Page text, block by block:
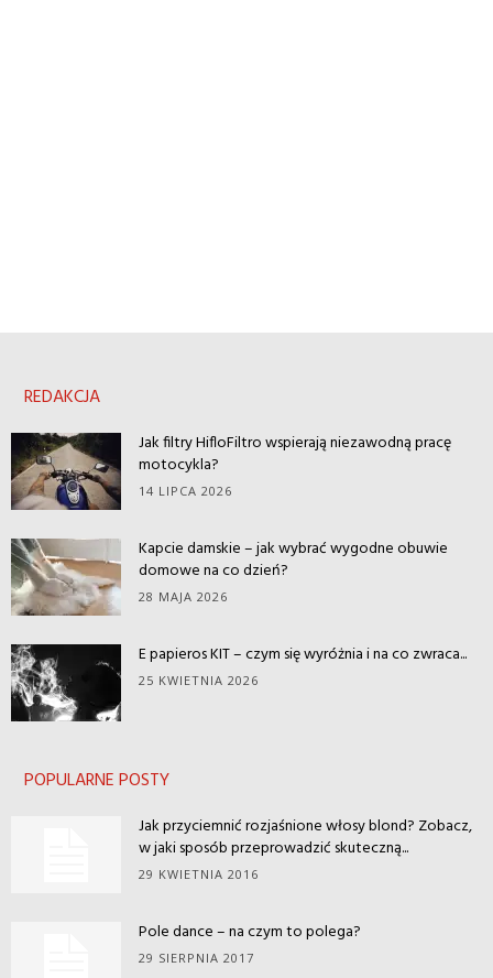
REDAKCJA
Jak filtry HifloFiltro wspierają niezawodną pracę
motocykla?
14 LIPCA 2026
Kapcie damskie – jak wybrać wygodne obuwie
domowe na co dzień?
28 MAJA 2026
E papieros KIT – czym się wyróżnia i na co zwraca...
25 KWIETNIA 2026
POPULARNE POSTY
Jak przyciemnić rozjaśnione włosy blond? Zobacz,
w jaki sposób przeprowadzić skuteczną...
29 KWIETNIA 2016
Pole dance – na czym to polega?
29 SIERPNIA 2017